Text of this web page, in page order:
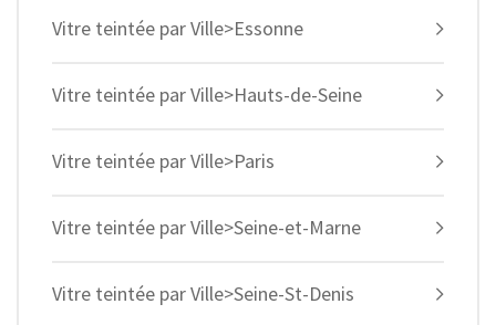
Vitre teintée par Ville>Essonne
Vitre teintée par Ville>Hauts-de-Seine
Vitre teintée par Ville>Paris
Vitre teintée par Ville>Seine-et-Marne
Vitre teintée par Ville>Seine-St-Denis